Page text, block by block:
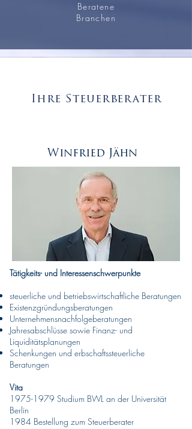
Beratene
Branchen
Ihre Steuerberater
Winfried Jähn
Tätigkeits- und Interessenschwerpunkte
steuerliche und betriebswirtschaftliche Beratungen
Existenzgründungsberatungen
Unternehmensnachfolgeberatungen
Jahresabschlüsse sowie Finanz- und
Liquiditätsplanungen
Schenkungen und erbschaftssteuerliche
Beratungen
Vita
1975-1979 Studium BWL an der Universität
Berlin
1984 Bestellung zum Steuerberater